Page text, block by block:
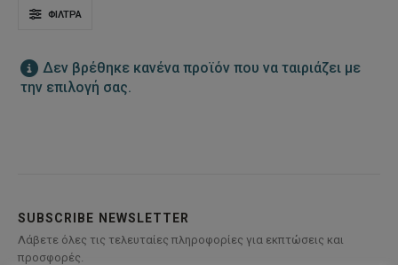
ΦΊΛΤΡΑ
Δεν βρέθηκε κανένα προϊόν που να ταιριάζει με
την επιλογή σας.
SUBSCRIBE NEWSLETTER
Λάβετε όλες τις τελευταίες πληροφορίες για εκπτώσεις και
προσφορές.